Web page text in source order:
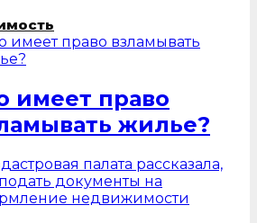
имеет право
жилье?